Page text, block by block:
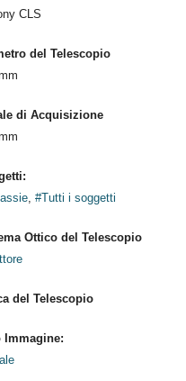
CLS
del Telescopio
di Acquisizione
, #Tutti i soggetti
Ottico del Telescopio
del Telescopio
Immagine: